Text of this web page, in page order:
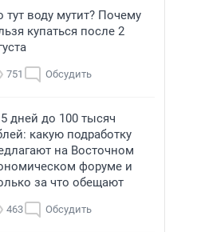
тут воду мутит? Почему
купаться после 2
751 Обсудить
дней до 100 тысяч
какую подработку
на Восточном
форуме и
за что обещают
463 Обсудить